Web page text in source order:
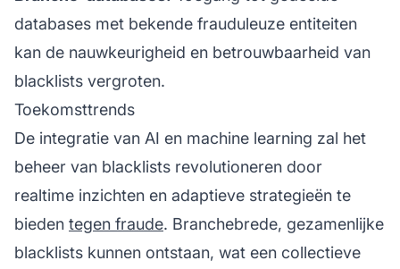
databases met bekende frauduleuze entiteiten
kan de nauwkeurigheid en betrouwbaarheid van
blacklists vergroten.
Toekomsttrends
De integratie van AI en machine learning zal het
beheer van blacklists revolutioneren door
realtime inzichten en adaptieve strategieën te
bieden tegen fraude. Branchebrede, gezamenlijke
blacklists kunnen ontstaan, wat een collectieve